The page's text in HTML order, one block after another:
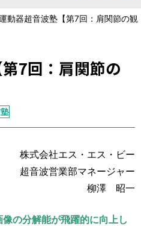
お問い合わせ
動器超音波塾【第7回：肩関節の観
7回：肩関節の
株式会社エス・エス・ビー
超音波営業部マネージャー
柳澤 昭一
の分解能が飛躍的に向上し